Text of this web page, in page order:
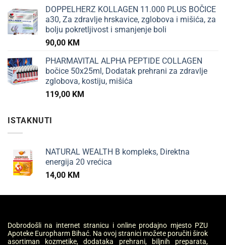
DOPPELHERZ KOLLAGEN 11.000 PLUS BOČICE
a30, Za zdravlje hrskavice, zglobova i mišića, za
bolju pokretljivost i smanjenje boli
90,00 KM
PHARMAVITAL ALPHA PEPTIDE COLLAGEN
bočice 50x25ml, Dodatak prehrani za zdravlje
zglobova, kostiju, mišića
119,00 KM
ISTAKNUTI
NATURAL WEALTH B kompleks, Direktna
energija 20 vrećica
14,00 KM
Dobrodošli na internet stranicu i online prodajno mjesto PZU
Apoteke Europharm Bihać. Na ovoj stranici možete poručiti širok
asortiman kozmetike, dodataka prehrani, biljnih preparata,